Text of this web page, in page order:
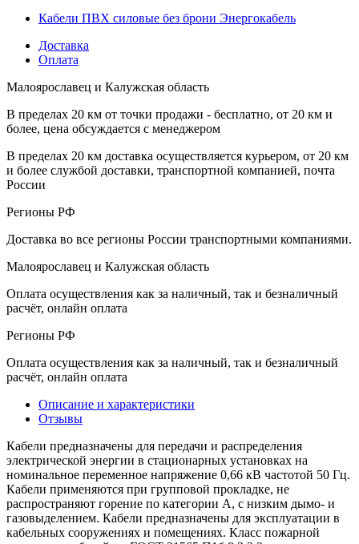
Кабели ПВХ силовые без брони Энергокабель
Доставка
Оплата
Малоярославец и Калужская область
В пределах 20 км от точки продажи - бесплатно, от 20 км и
более, цена обсуждается с менеджером
В пределах 20 км доставка осуществляется курьером, от 20 км
и более службой доставки, транспортной компанией, почта
России
Регионы РФ
Доставка во все регионы России транспортными компаниями.
Малоярославец и Калужская область
Оплата осуществления как за наличный, так и безналичный
расчёт, онлайн оплата
Регионы РФ
Оплата осуществления как за наличный, так и безналичный
расчёт, онлайн оплата
Описание и характеристики
Отзывы
Кабели предназначены для передачи и распределения
электрической энергии в стационарных установках на
номинальное переменное напряжение 0,66 кВ частотой 50 Гц.
Кабели применяются при групповой прокладке, не
распространяют горение по категории А, с низким дымо- и
газовыделением. Кабели предназначены для эксплуатации в
кабельных сооружениях и помещениях. Класс пожарной